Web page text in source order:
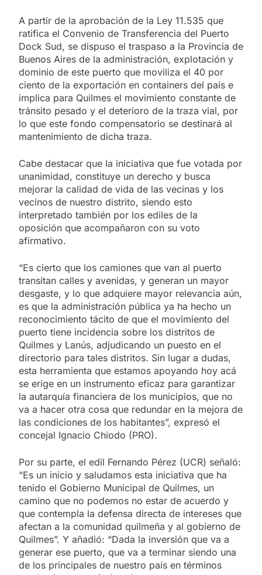
A partir de la aprobación de la Ley 11.535 que
ratifica el Convenio de Transferencia del Puerto
Dock Sud, se dispuso el traspaso a la Provincia de
Buenos Aires de la administración, explotación y
dominio de este puerto que moviliza el 40 por
ciento de la exportación en containers del país e
implica para Quilmes el movimiento constante de
tránsito pesado y el deterioro de la traza vial, por
lo que este fondo compensatorio se destinará al
mantenimiento de dicha traza.
Cabe destacar que la iniciativa que fue votada por
unanimidad, constituye un derecho y busca
mejorar la calidad de vida de las vecinas y los
vecinos de nuestro distrito, siendo esto
interpretado también por los ediles de la
oposición que acompañaron con su voto
afirmativo.
“Es cierto que los camiones que van al puerto
transitan calles y avenidas, y generan un mayor
desgaste, y lo que adquiere mayor relevancia aún,
es que la administración pública ya ha hecho un
reconocimiento tácito de que el movimiento del
puerto tiene incidencia sobre los distritos de
Quilmes y Lanús, adjudicando un puesto en el
directorio para tales distritos. Sin lugar a dudas,
esta herramienta que estamos apoyando hoy acá
se erige en un instrumento eficaz para garantizar
la autarquía financiera de los municipios, que no
va a hacer otra cosa que redundar en la mejora de
las condiciones de los habitantes”, expresó el
concejal Ignacio Chiodo (PRO).
Por su parte, el edil Fernando Pérez (UCR) señaló:
“Es un inicio y saludamos esta iniciativa que ha
tenido el Gobierno Municipal de Quilmes, un
camino que no podemos no estar de acuerdo y
que contempla la defensa directa de intereses que
afectan a la comunidad quilmeña y al gobierno de
Quilmes”. Y añadió: “Dada la inversión que va a
generar ese puerto, que va a terminar siendo una
de los principales de nuestro país en términos